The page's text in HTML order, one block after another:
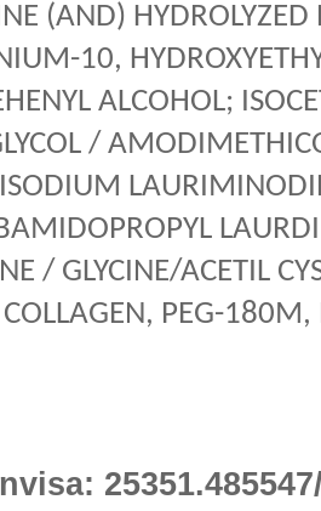
(AND)
10,
ALCOHOL;
/
/ GLYCINE/ACETIL
COLLAGEN, PEG-